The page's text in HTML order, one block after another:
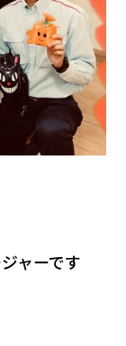
ャーです